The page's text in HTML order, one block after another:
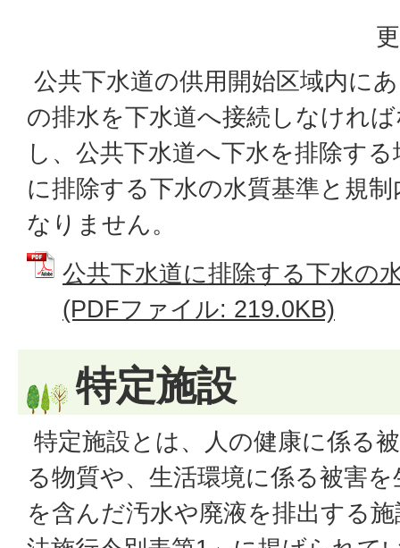
公共下水道の供用開始区域内に
の排水を下水道へ接続しなけれ
し、公共下水道へ下水を排除す
に排除する下水の水質基準と規
なりません。
公共下水道に排除する下水の
(PDFファイル: 219.0KB)
特定施設
特定施設とは、人の健康に係る
る物質や、生活環境に係る被害
を含んだ汚水や廃液を排出する